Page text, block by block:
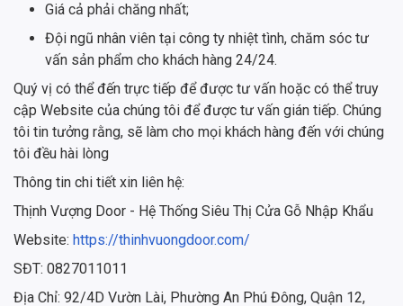
Giá cả phải chăng nhất;
Đội ngũ nhân viên tại công ty nhiệt tình, chăm sóc tư
vấn sản phẩm cho khách hàng 24/24.
Quý vị có thể đến trực tiếp để được tư vấn hoặc có thể truy
cập Website của chúng tôi để được tư vấn gián tiếp. Chúng
tôi tin tưởng rằng, sẽ làm cho mọi khách hàng đến với chúng
tôi đều hài lòng
Thông tin chi tiết xin liên hệ:
Thịnh Vượng Door - Hệ Thống Siêu Thị Cửa Gỗ Nhập Khẩu
Website: https://thinhvuongdoor.com/
SĐT: 0827011011
Địa Chỉ: 92/4D Vườn Lài, Phường An Phú Đông, Quận 12,